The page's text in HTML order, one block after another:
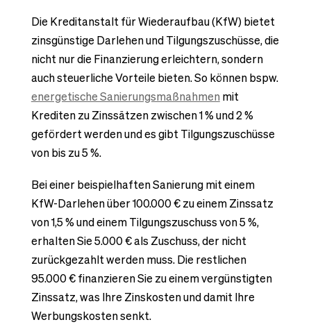
Die Kreditanstalt für Wiederaufbau (KfW) bietet
zinsgünstige Darlehen und Tilgungszuschüsse, die
nicht nur die Finanzierung erleichtern, sondern
auch steuerliche Vorteile bieten. So können bspw.
energetische Sanierungsmaßnahmen mit
Krediten zu Zinssätzen zwischen 1 % und 2 %
gefördert werden und es gibt Tilgungszuschüsse
von bis zu 5 %.
Bei einer beispielhaften Sanierung mit einem
KfW-Darlehen über 100.000 € zu einem Zinssatz
von 1,5 % und einem Tilgungszuschuss von 5 %,
erhalten Sie 5.000 € als Zuschuss, der nicht
zurückgezahlt werden muss. Die restlichen
95.000 € finanzieren Sie zu einem vergünstigten
Zinssatz, was Ihre Zinskosten und damit Ihre
Werbungskosten senkt.